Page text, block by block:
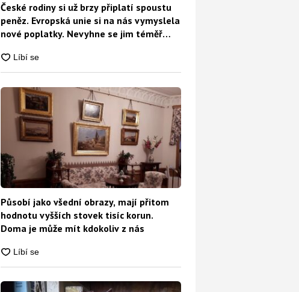
České rodiny si už brzy připlatí spoustu
peněz. Evropská unie si na nás vymyslela
nové poplatky. Nevyhne se jim téměř
Působí jako všední obrazy, mají přitom
hodnotu vyšších stovek tisíc korun.
Doma je může mít kdokoliv z nás